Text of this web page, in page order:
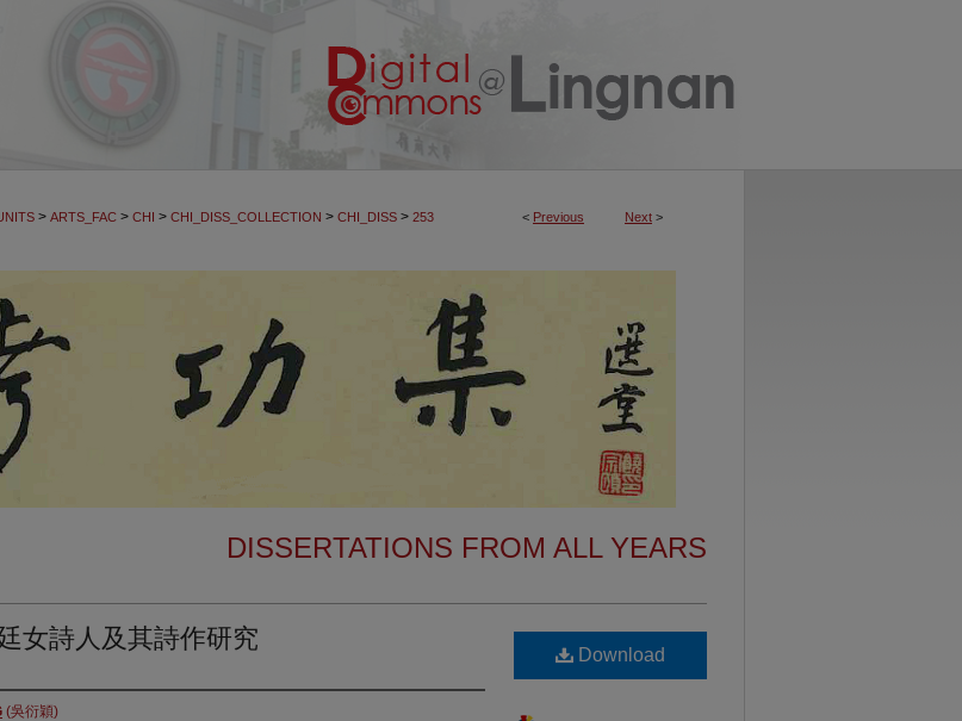
< Previous Next >
> ARTS_FAC > CHI > CHI_DISS_COLLECTION > CHI_DISS > 253
DISSERTATIONS FROM ALL YEARS
女詩人及其詩作研究
(吳衍穎)
Download